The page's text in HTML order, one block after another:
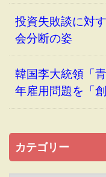
投資失敗談に対
会分断の姿
韓国李大統領「
年雇用問題を「
カテゴリー